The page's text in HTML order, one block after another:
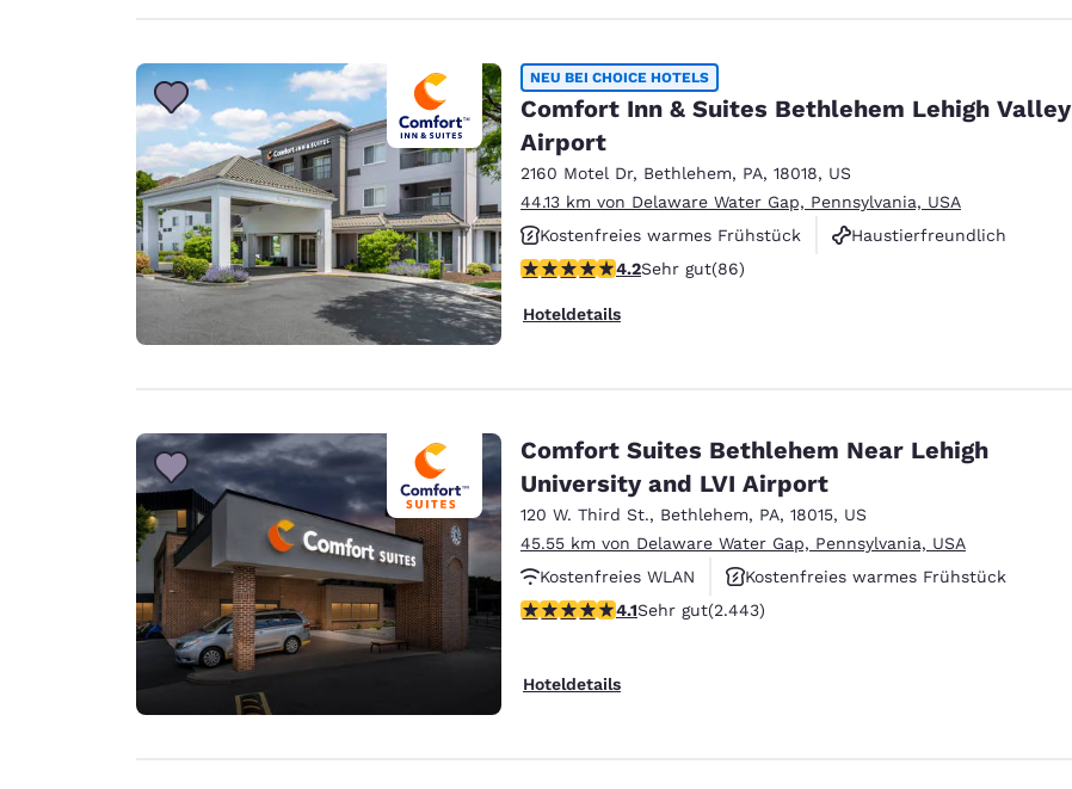
NEU BEI CHOICE HOTELS
Comfort Inn & Suites Bethlehem Lehigh Valley
Airport
2160 Motel Dr, Bethlehem, PA, 18018, US
44.13 km von Delaware Water Gap, Pennsylvania, USA
Kostenfreies warmes Frühstück
Haustierfreundlich
Rauchfrei
4.19-Sterne-Bewertung. Sehr gut. 86 Bewertungen
4.2Sehr gut(86)
Hoteldetails
Comfort Suites Bethlehem Near Lehigh
University and LVI Airport
120 W. Third St., Bethlehem, PA, 18015, US
45.55 km von Delaware Water Gap, Pennsylvania, USA
Kostenfreies WLAN
Kostenfreies warmes Frühstück
Haustierfreundlich
4.09-Sterne-Bewertung. Sehr gut. 2443 Bewertungen
4.1Sehr gut(2.443)
Hoteldetails